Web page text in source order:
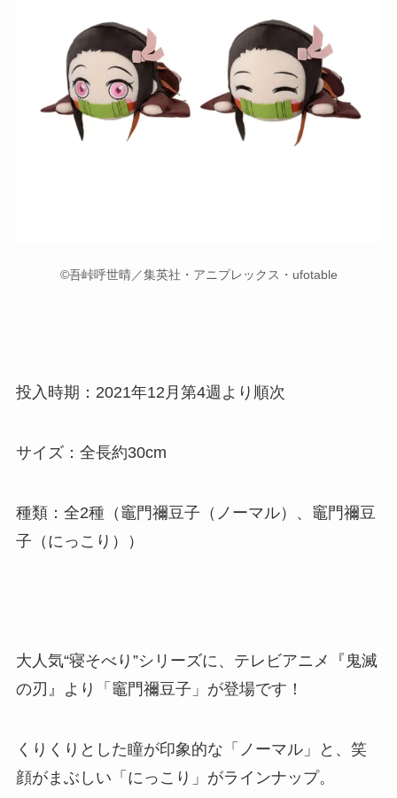
©吾峠呼世晴／集英社・アニプレックス・ufotable
投入時期：2021年12月第4週より順次
サイズ：全長約30cm
種類：全2種（竈門禰豆子（ノーマル）、竈門禰豆
子（にっこり））
大人気“寝そべり”シリーズに、テレビアニメ『鬼滅
の刃』より「竈門禰󠄀豆子」が登場です！
くりくりとした瞳が印象的な「ノーマル」と、笑
顔がまぶしい「にっこり」がラインナップ。